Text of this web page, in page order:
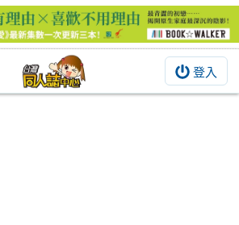
登入
倉庫